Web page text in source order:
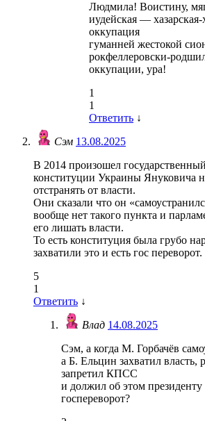
Людмила! Воистину,
иудейская — хазарская-
оккупация
гуманней жестокой
рокфеллеровски-
оккупации, ура!
1
1
Ответить ↓
Сэм 13.08.2025
В 2014 произошел
конституции Украины Януковича
отстранять от власти.
Они сказали что он
вообще нет такого пункта и
его лишать власти.
То есть конституция была грубо
захватили это и есть гос переворот.
5
1
Ответить ↓
Влад 14.08.2025
Сэм, а когда М. Горбачёв
а Б. Ельцин захватил
запретил КПСС
и должил об этом
госпереворот?